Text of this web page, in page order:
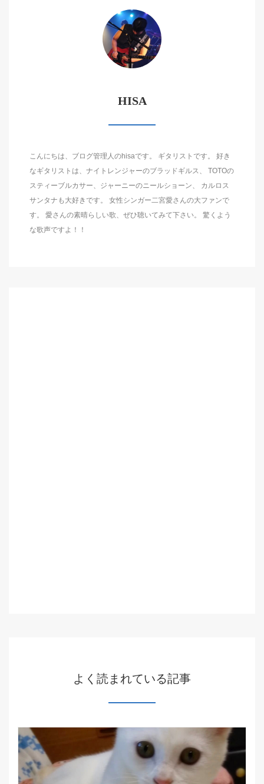
HISA
こんにちは、ブログ管理人のhisaです。 ギタリストです。 好き
なギタリストは、ナイトレンジャーのブラッドギルス、 TOTOの
スティーブルカサー、ジャーニーのニールショーン、 カルロス
サンタナも大好きです。 女性シンガー二宮愛さんの大ファンで
す。 愛さんの素晴らしい歌、ぜひ聴いてみて下さい。 驚くよう
な歌声ですよ！！
よく読まれている記事